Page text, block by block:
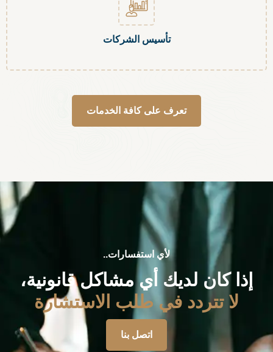
تأسيس الشركات
تعرف على كافة الخدمات
لأي استفسارات..
إذا كان لديك أي مشاكل قانونية،
لا تتردد في طلب الاستشارة
اتصل بنا